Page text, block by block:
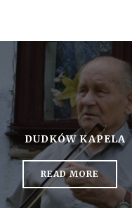
DUDKÓW KAPELA
READ MORE